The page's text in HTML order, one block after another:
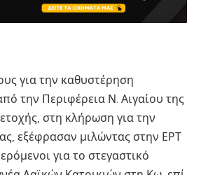
για την καθυστέρηση
την Περιφέρεια Ν. Αιγαίου της
στη κλήρωση για την
εξέφρασαν μιλώντας στην ΕΡΤ
για το στεγαστικό